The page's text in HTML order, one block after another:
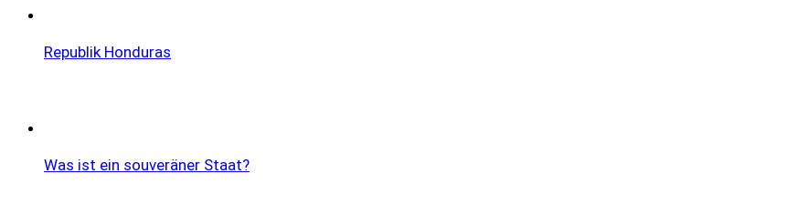
Republik Honduras
Was ist ein souveräner Staat?